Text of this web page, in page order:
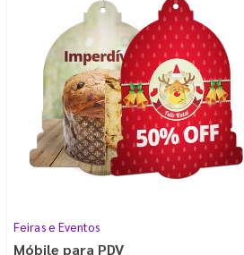
Feiras e Eventos
Móbile para PDV